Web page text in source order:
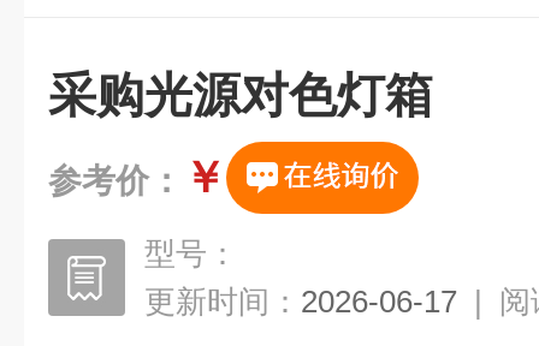
采购光源对色灯箱
参考价： ￥
型号：
更新时间： 2026-06-17 | 阅